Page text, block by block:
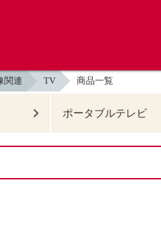
関連 TV 商品一覧
ポータブルテレビ